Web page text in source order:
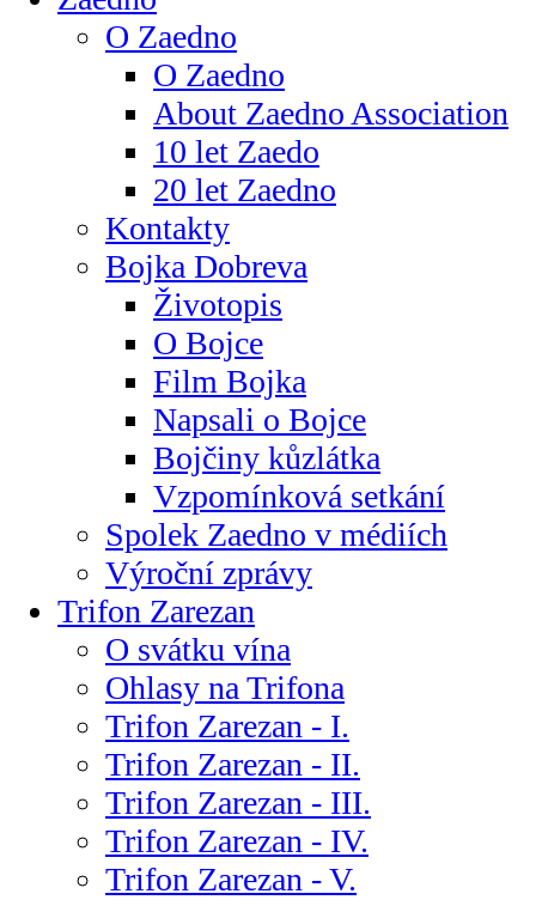
O Zaedno
O Zaedno
About Zaedno Association
10 let Zaedo
20 let Zaedno
Kontakty
Bojka Dobreva
Životopis
O Bojce
Film Bojka
Napsali o Bojce
Bojčiny kůzlátka
Vzpomínková setkání
Spolek Zaedno v médiích
Výroční zprávy
Trifon Zarezan
O svátku vína
Ohlasy na Trifona
Trifon Zarezan - I.
Trifon Zarezan - II.
Trifon Zarezan - III.
Trifon Zarezan - IV.
Trifon Zarezan - V.